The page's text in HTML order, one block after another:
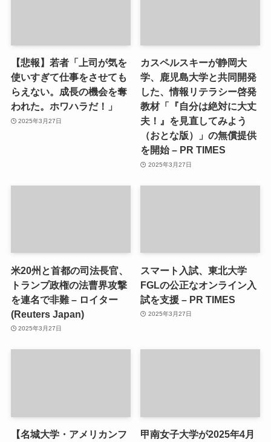
【悲報】若者「上司が気を
使いすぎて仕事をさせても
らえない。成長の機会を奪
われた。ホワハラだ！」
2025年3月27日
カスペルスキーが静岡大
学、鹿児島大学と共同開発
した、情報リテラシー啓発
教材「『自分は絶対に大丈
夫！』を見直してみよう
（おとな版）」の無償提供
を開始 – PR TIMES
2025年3月27日
米20州と首都の司法長官、
トランプ政権の法曹界攻撃
を連名で非難 – ロイター
(Reuters Japan)
2025年3月27日
スマート入試、東北大学
FGLの公正なオンライン入
試を支援 – PR TIMES
2025年3月27日
【名城大学・アメリカンフ
甲南女子大学が2025年4月